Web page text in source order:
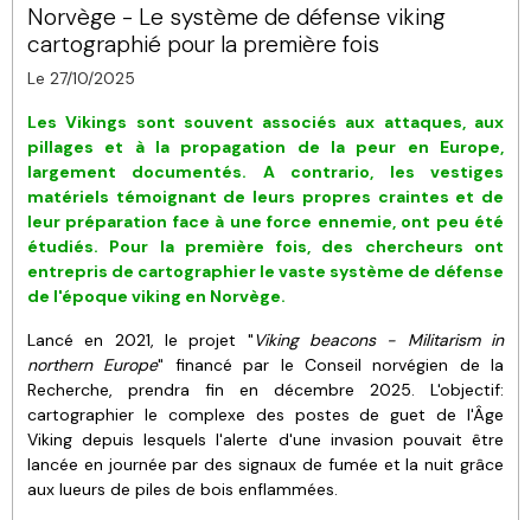
Norvège - Le système de défense viking
cartographié pour la première fois
Le 27/10/2025
Les Vikings sont souvent associés aux attaques, aux
pillages et à la propagation de la peur en Europe,
largement documentés. A contrario, les vestiges
matériels témoignant de leurs propres craintes et de
leur préparation face à une force ennemie, ont peu été
étudiés. Pour la première fois, des chercheurs ont
entrepris de cartographier le vaste système de défense
de l'époque viking en Norvège.
Lancé en 2021, le projet "Viking beacons - Militarism in
northern Europe" financé par le Conseil norvégien de la
Recherche, prendra fin en décembre 2025. L'objectif:
cartographier le complexe des postes de guet de l'Âge
Viking depuis lesquels l'alerte d'une invasion pouvait être
lancée en journée par des signaux de fumée et la nuit grâce
aux lueurs de piles de bois enflammées.